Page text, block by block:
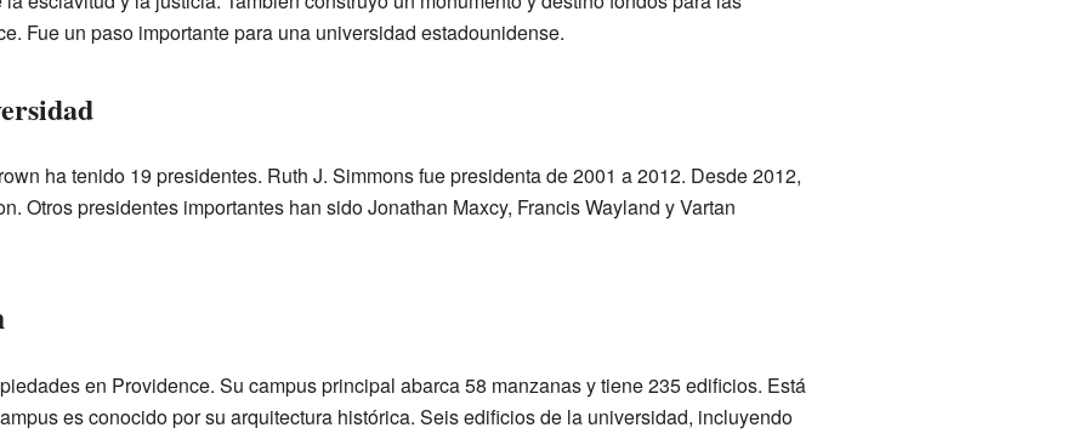
Fue un paso importante para una universidad estadounidense.
ha tenido 19 presidentes. Ruth J. Simmons fue presidenta de 2001 a 2012. Desde 2012,
Otros presidentes importantes han sido Jonathan Maxcy, Francis Wayland y Vartan
en Providence. Su campus principal abarca 58 manzanas y tiene 235 edificios. Está
es conocido por su arquitectura histórica. Seis edificios de la universidad, incluyendo